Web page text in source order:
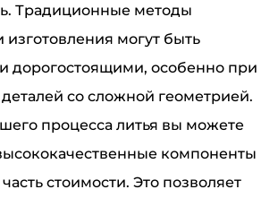
Традиционные методы
изготовления могут быть
дорогостоящими, особенно при
со сложной геометрией.
процесса литья вы можете
компоненты
стоимости. Это позволяет